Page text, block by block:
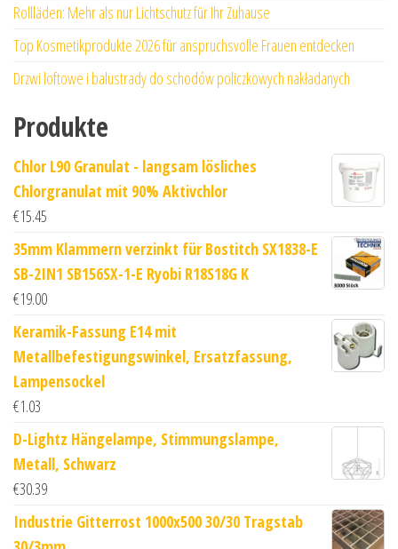
Rollläden: Mehr als nur Lichtschutz für Ihr Zuhause
Top Kosmetikprodukte 2026 für anspruchsvolle Frauen entdecken
Drzwi loftowe i balustrady do schodów policzkowych nakładanych
Produkte
Chlor L90 Granulat - langsam lösliches
Chlorgranulat mit 90% Aktivchlor
€15.45
35mm Klammern verzinkt für Bostitch SX1838-E
SB-2IN1 SB156SX-1-E Ryobi R18S18G K
€19.00
Keramik-Fassung E14 mit
Metallbefestigungswinkel, Ersatzfassung,
Lampensockel
€1.03
D-Lightz Hängelampe, Stimmungslampe,
Metall, Schwarz
€30.39
Industrie Gitterrost 1000x500 30/30 Tragstab